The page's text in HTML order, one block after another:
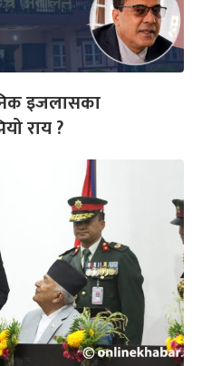
इजलासका
राय ?